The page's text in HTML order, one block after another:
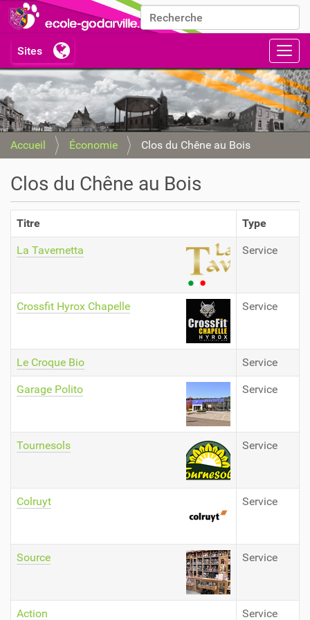
Chercher par
Recherche avancée…
Accueil Économie Clos du Chêne au Bois
Clos du Chêne au Bois
Titre Type
La Tavernetta Service
Crossfit Hyrox Chapelle Service
Le Croque Bio Service
Garage Polito Service
Tournesols Service
Colruyt Service
Source Service
Action Service